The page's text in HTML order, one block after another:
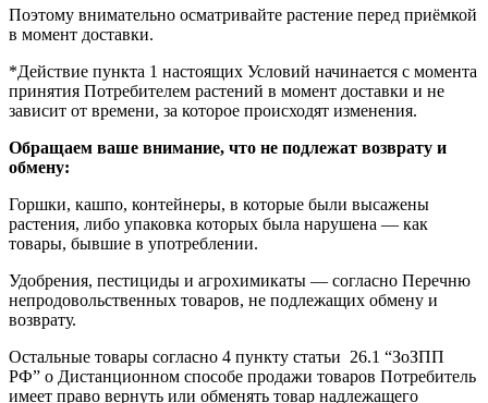
Поэтому внимательно осматривайте растение перед приёмкой
в момент доставки.
*Действие пункта 1 настоящих Условий начинается с момента
принятия Потребителем растений в момент доставки и не
зависит от времени, за которое происходят изменения.
Обращаем ваше внимание, что не подлежат возврату и
обмену:
Горшки, кашпо, контейнеры, в которые были высажены
растения, либо упаковка которых была нарушена — как
товары, бывшие в употреблении.
Удобрения, пестициды и агрохимикаты — согласно Перечню
непродовольственных товаров, не подлежащих обмену и
возврату.
Остальные товары согласно 4 пункту статьи 26.1 “ЗоЗПП
РФ” о Дистанционном способе продажи товаров Потребитель
имеет право вернуть или обменять товар надлежащего